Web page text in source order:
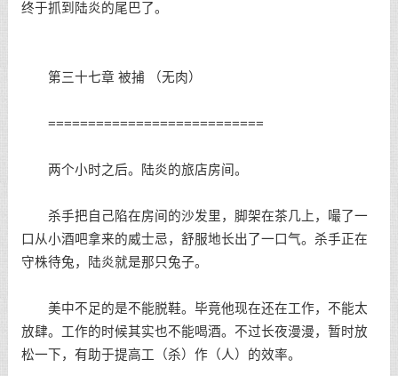
终于抓到陆炎的尾巴了。
第三十七章 被捕 （无肉）
===========================
两个小时之后。陆炎的旅店房间。
杀手把自己陷在房间的沙发里，脚架在茶几上，嘬了一
口从小酒吧拿来的威士忌，舒服地长出了一口气。杀手正在
守株待兔，陆炎就是那只兔子。
美中不足的是不能脱鞋。毕竟他现在还在工作，不能太
放肆。工作的时候其实也不能喝酒。不过长夜漫漫，暂时放
松一下，有助于提高工（杀）作（人）的效率。